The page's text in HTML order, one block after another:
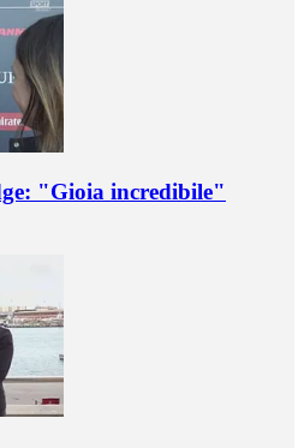
"Gioia incredibile"